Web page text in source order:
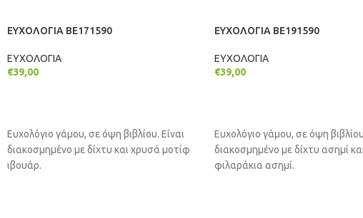
ΕΥΧΟΛΟΓΙΑ BE171590
ΕΥΧΟΛΟΓΙΑ
€39,00
Ευχολόγιο γάμου, σε όψη βιβλίου. Είναι
διακοσμημένο με δίχτυ και χρυσά μοτίφ
ιβουάρ.
ΕΥΧΟΛΟΓΙΑ BE191590
ΕΥΧΟΛΟΓΙΑ
€39,00
Ευχολόγιο γάμου, σε όψη
διακοσμημένο με δίχτυ ασημί
φιλαράκια ασημί.